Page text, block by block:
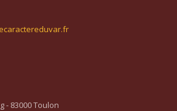
- 83000 Toulon